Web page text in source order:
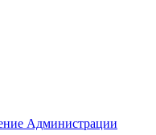
Администрации